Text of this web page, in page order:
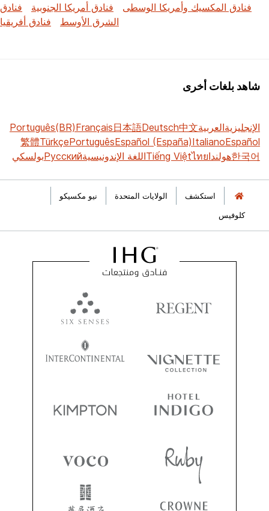
فنادق المكسيك وأمريكا الوسطى
فنادق أمريكا الجنوبية
فنادق
الشرق الأوسط
فنادق أفريقيا
شاهد بلغات أخرى
الإنجليزيةالعربية中文
Deutsch
日本語
Français
Português(BR)
Español
Italiano
Español (España)
Português
Türkçe
繁體
한국어هولنداไทย
Tiếng Việtاللغة الإندونيسيةРусскийبولسكي
استكشف الولايات المتحدة
نيو مكسيكو
كلوفيس